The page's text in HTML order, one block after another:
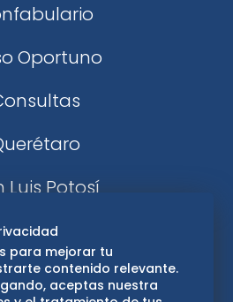
Oportuno
Luis Potosí
Edomex
para mejorar tu
contenido relevante.
aceptas nuestra